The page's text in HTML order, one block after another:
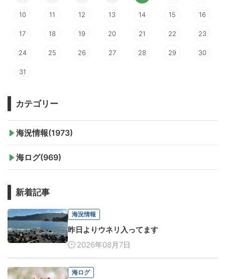
10 11 12 13 14 15 16
17 18 19 20 21 22 23
24 25 26 27 28 29 30
31
カテゴリー
海況情報(1973)
海ログ(969)
新着記事
海況情報
昨日よりウネリ入ってます
2026年08月7日
海ログ